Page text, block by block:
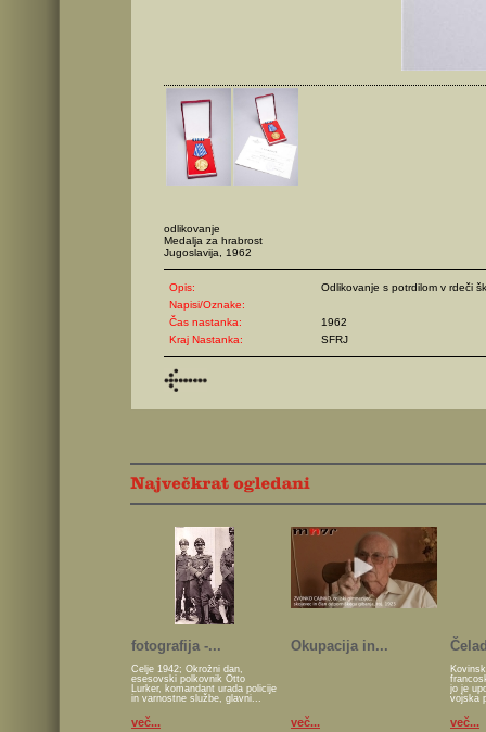
odlikovanje
Medalja za hrabrost
Jugoslavija, 1962
Opis:
Odlikovanje s potrdilom v rdeči
Napisi/Oznake:
Čas nastanka:
1962
Kraj Nastanka:
SFRJ
fotografija -...
Celje 1942; Okrožni dan,
esesovski polkovnik Otto
Lurker, komandant urada policije
in varnostne službe, glavni...
več...
Okupacija in...
več...
jo je
vojska
več...